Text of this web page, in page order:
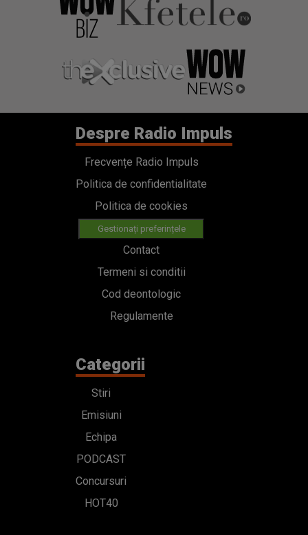
Despre Radio Impuls
Frecvențe Radio Impuls
Politica de confidentialitate
Politica de cookies
Gestionați preferințele
Contact
Termeni si conditii
Cod deontologic
Regulamente
Categorii
Stiri
Emisiuni
Echipa
PODCAST
Concursuri
HOT40